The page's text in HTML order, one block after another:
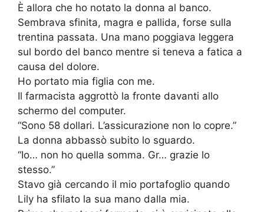
È allora che ho notato la donna al banco.
Sembrava sfinita, magra e pallida, forse sulla
trentina passata. Una mano poggiava leggera
sul bordo del banco mentre si teneva a fatica a
causa del dolore.
Ho portato mia figlia con me.
Il farmacista aggrottò la fronte davanti allo
schermo del computer.
“Sono 58 dollari. L’assicurazione non lo copre.”
La donna abbassò subito lo sguardo.
“Io… non ho quella somma. Gr… grazie lo
stesso.”
Stavo già cercando il mio portafoglio quando
Lily ha sfilato la sua mano dalla mia.